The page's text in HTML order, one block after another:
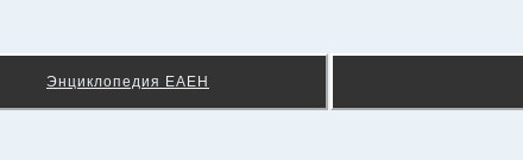
Энциклопедия ЕАЕН